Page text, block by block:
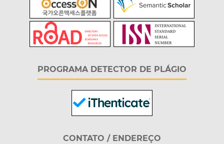
PROGRAMA DETECTOR DE PLÁGIO
CONTATO / ENDEREÇO